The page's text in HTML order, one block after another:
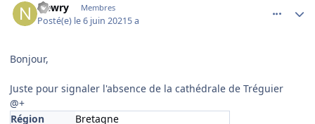
Newry Membres
Posté(e) le 6 juin 20215 a
Bonjour,
Juste pour signaler l'absence de la cathédrale de Tréguier
@+
Région
Bretagne